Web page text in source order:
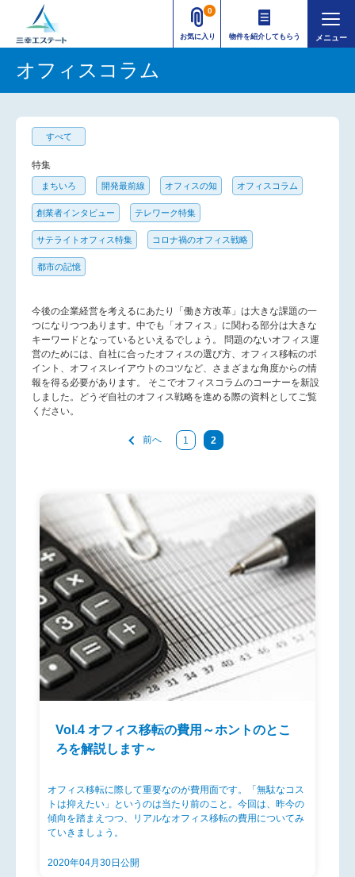
お気に入り
0
物件を紹介してもらう
オフィスコラム
すべて
特集
まちいろ 開発最前線 オフィスの知 オフィスコラム
創業者インタビュー テレワーク特集
サテライトオフィス特集 コロナ禍のオフィス戦略
都市の記憶
今後の企業経営を考えるにあたり「働き方改革」は大きな課題の一
つになりつつあります。中でも「オフィス」に関わる部分は大きな
キーワードとなっているといえるでしょう。 問題のないオフィス運
営のためには、自社に合ったオフィスの選び方、オフィス移転のポ
イント、オフィスレイアウトのコツなど、さまざまな角度からの情
報を得る必要があります。 そこでオフィスコラムのコーナーを新設
しました。どうぞ自社のオフィス戦略を進める際の資料としてご覧
ください。
前へ 1 2
Vol.4 オフィス移転の費用～ホントのとこ
ろを解説します～
オフィス移転に際して重要なのが費用面です。「無駄なコス
トは抑えたい」というのは当たり前のこと。今回は、昨今の
傾向を踏まえつつ、リアルなオフィス移転の費用についてみ
ていきましょう。
2020年04月30日公開